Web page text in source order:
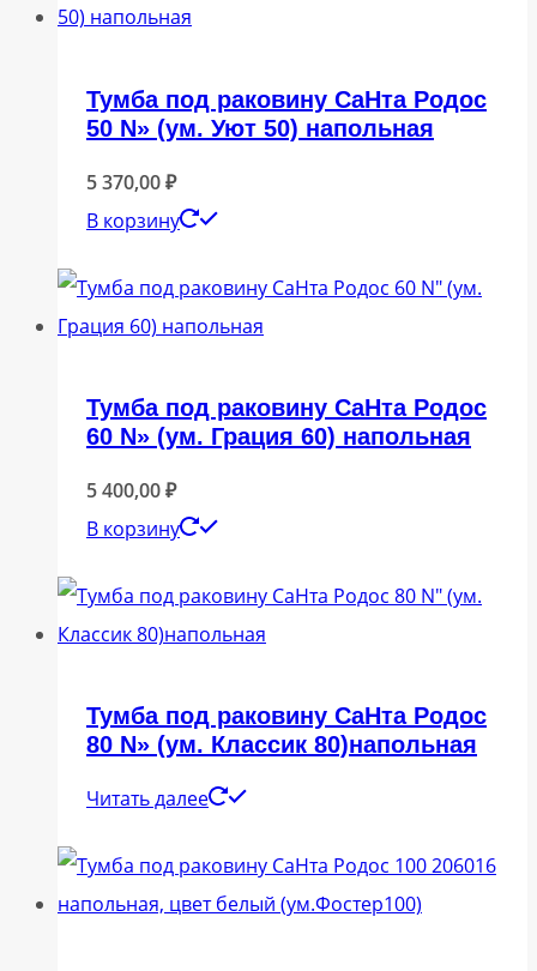
Тумба под раковину СаНта Родос
50 N» (ум. Уют 50) напольная
5 370,00₽
В корзину
Тумба под раковину СаНта Родос
60 N» (ум. Грация 60) напольная
5 400,00₽
В корзину
Тумба под раковину СаНта Родос
80 N» (ум. Классик 80)напольная
Читать далее